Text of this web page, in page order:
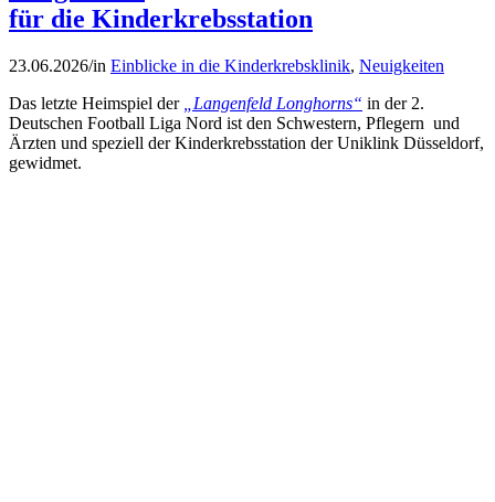
für die Kinderkrebsstation
23.06.2026/in Einblicke in die Kinderkrebsklinik, Neuigkeiten
Das letzte Heimspiel der
„Langenfeld Longhorns“ in der 2.
Deutschen Football Liga Nord ist den Schwestern, Pflegern und
Ärzten und speziell der Kinderkrebsstation der Uniklink Düsseldorf,
gewidmet.